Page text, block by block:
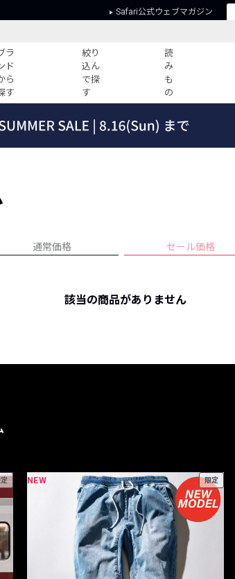
Safari公式ウェブマガジン
ラ
ド
ら
す
絞り
込ん
で探
す
読
み
も
の
の記事
介
事ランキング
カスブランド
プライバシーポリシー
通常価格 セール価格
該当の商品がありません
NEW 限定